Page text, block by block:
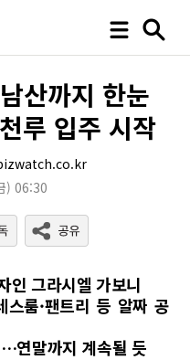
산까지 한눈
루 입주 시작
) 06:30
인 그라시엘 가보니
룸·팬트리 등 알짜 공
연말까지 계속될 듯